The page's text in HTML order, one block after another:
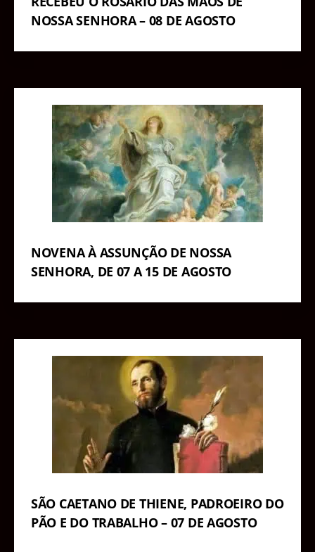
NOSSA SENHORA – 08 DE AGOSTO
NOVENA À ASSUNÇÃO DE NOSSA
SENHORA, DE 07 A 15 DE AGOSTO
SÃO CAETANO DE THIENE, PADROEIRO DO
PÃO E DO TRABALHO – 07 DE AGOSTO